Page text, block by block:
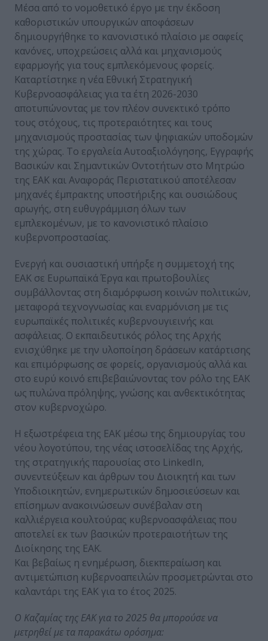
Μέσα από το νομοθετικό έργο με την έκδοση
καθοριστικών υπουργικών αποφάσεων
δημιουργήθηκε το κανονιστικό πλαίσιο με σαφείς
κανόνες, υποχρεώσεις αλλά και μηχανισμούς
εφαρμογής για τους εμπλεκόμενους φορείς.
Καταρτίστηκε η νέα Εθνική Στρατηγική
Κυβερνοασφάλειας για τα έτη 2026-2030
αποτυπώνοντας με τον πλέον συνεκτικό τρόπο
τους στόχους, τις προτεραιότητες και τους
μηχανισμούς προστασίας των ψηφιακών υποδομών
της χώρας. Το εργαλεία Αυτοαξιολόγησης, Εγγραφής
Βασικών και Σημαντικών Οντοτήτων στο Μητρώο
της ΕΑΚ και Αναφοράς Περιστατικού αποτέλεσαν
μηχανές έμπρακτης υποστήριξης και ουσιώδους
αρωγής, στη ευθυγράμμιση όλων των
εμπλεκομένων, με το κανονιστικό πλαίσιο
κυβερνοπροστασίας.
Ενεργή και ουσιαστική υπήρξε η συμμετοχή της
ΕΑΚ σε Ευρωπαϊκά Έργα και πρωτοβουλίες
συμβάλλοντας στη διαμόρφωση κοινών πολιτικών,
μεταφορά τεχνογνωσίας και εναρμόνιση με τις
ευρωπαϊκές πολιτικές κυβερνουγιεινής και
ασφάλειας. Ο εκπαιδευτικός ρόλος της Αρχής
ενισχύθηκε με την υλοποίηση δράσεων κατάρτισης
και επιμόρφωσης σε φορείς, οργανισμούς αλλά και
στο ευρύ κοινό επιβεβαιώνοντας τον ρόλο της ΕΑΚ
ως πυλώνα πρόληψης, γνώσης και ανθεκτικότητας
στον κυβερνοχώρο.
Η εξωστρέφεια της ΕΑΚ μέσω της δημιουργίας του
νέου λογοτύπου, της νέας ιστοσελίδας της Αρχής,
της στρατηγικής παρουσίας στο LinkedIn,
συνεντεύξεων και άρθρων του Διοικητή και των
Υποδιοικητών, ενημερωτικών δημοσιεύσεων και
επίσημων ανακοινώσεων συνέβαλαν στη
καλλιέργεια κουλτούρας κυβερνοασφάλειας που
αποτελεί εκ των βασικών προτεραιοτήτων της
Διοίκησης της ΕΑΚ.
Και βεβαίως η ενημέρωση, διεκπεραίωση και
αντιμετώπιση κυβερνοαπειλών προσμετρώνται στο
καλαντάρι της ΕΑΚ για το έτος 2025.
Ο Καζαμίας της ΕΑΚ για το 2025 θα μπορούσε να
μετρηθεί με τα παρακάτω ορόσημα: